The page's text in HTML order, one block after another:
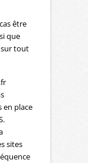
être
que
sur tout
en place
sites